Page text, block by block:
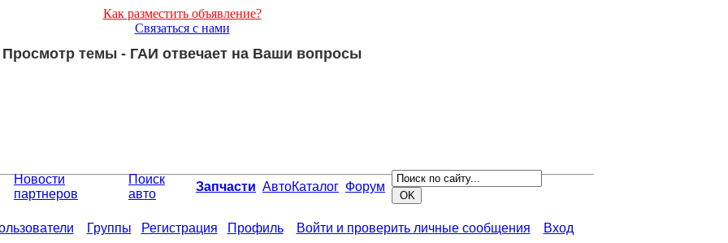
Как разместить объявление?
Связаться с нами
Просмотр темы - ГАИ отвечает на Ваши вопросы
Новости
партнеров
Поиск
авто
Запчасти АвтоКаталог Форум
Группы Регистрация Профиль Войти и проверить личные сообщения Вход